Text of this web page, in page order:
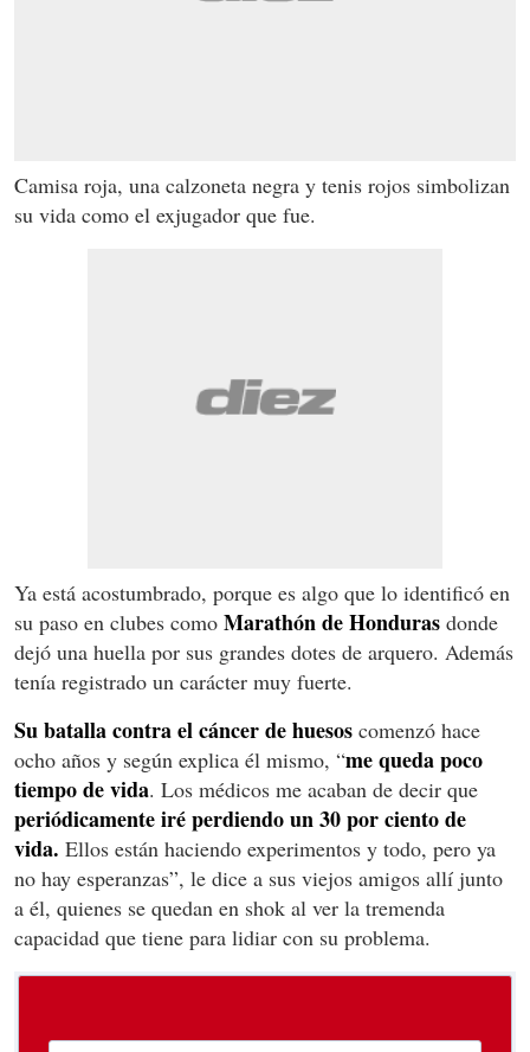
Camisa roja, una calzoneta negra y tenis rojos simbolizan
su vida como el exjugador que fue.
Ya está acostumbrado, porque es algo que lo identificó en
su paso en clubes como Marathón de Honduras donde
dejó una huella por sus grandes dotes de arquero. Además
tenía registrado un carácter muy fuerte.
Su batalla contra el cáncer de huesos comenzó hace
ocho años y según explica él mismo, “me queda poco
tiempo de vida. Los médicos me acaban de decir que
periódicamente iré perdiendo un 30 por ciento de
vida. Ellos están haciendo experimentos y todo, pero ya
no hay esperanzas”, le dice a sus viejos amigos allí junto
a él, quienes se quedan en shok al ver la tremenda
capacidad que tiene para lidiar con su problema.